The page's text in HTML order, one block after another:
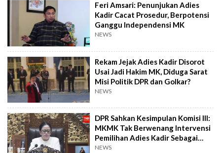
Feri Amsari: Penunjukan Adies
Kadir Cacat Prosedur, Berpotensi
Ganggu Independensi MK
NEWS
Rekam Jejak Adies Kadir Disorot
Usai Jadi Hakim MK, Diduga Sarat
Misi Politik DPR dan Golkar?
NEWS
DPR Sahkan Kesimpulan Komisi III:
MKMK Tak Berwenang Intervensi
Pemilihan Adies Kadir Sebagai
Hakim
NEWS